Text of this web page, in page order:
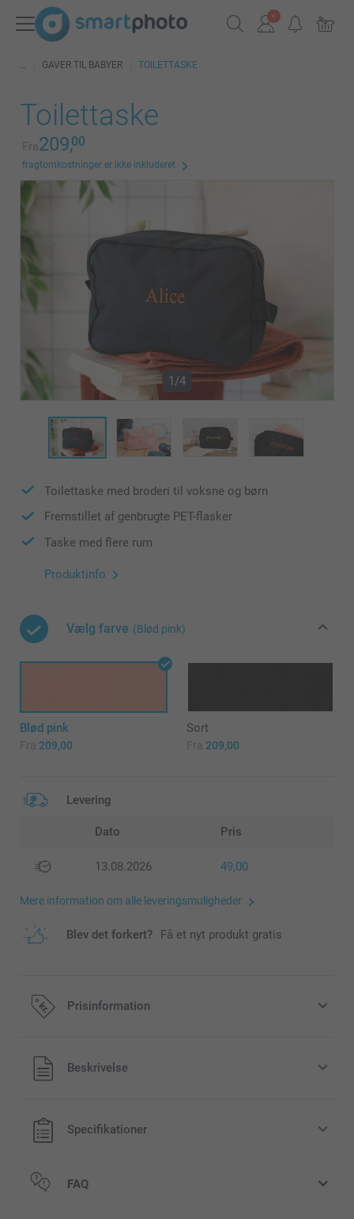
GAVER TIL BABYER TOILETTASKE
Toilettaske
Fra209,00
fragtomkostninger er ikke inkluderet
1/4
Toilettaske med broderi til voksne og børn
Fremstillet af genbrugte PET-flasker
Taske med flere rum
Produktinfo
Vælg farve (Blød pink)
Blød pink
Fra 209,00
Sort
Fra 209,00
Levering
Dato Pris
13.08.2026 49,00
Mere information om alle leveringsmuligheder
Blev det forkert? Få et nyt produkt gratis
Prisinformation
Alle priser inklusive moms og uden
forsendelsesomkostninger
Beskrivelse
Specifikationer
FAQ